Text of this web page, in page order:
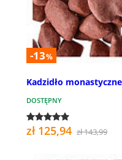
-13%
Kadzidło
DOSTĘPNY
zł 125,94 zł 143,99